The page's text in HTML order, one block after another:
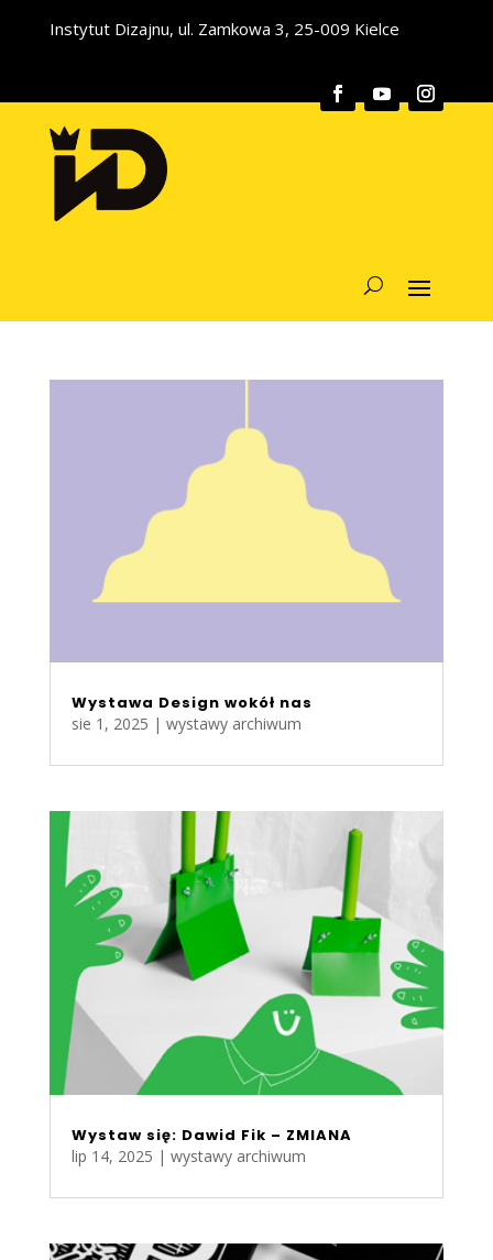
Instytut Dizajnu, ul. Zamkowa 3, 25-009 Kielce
Wystawa Design wokół nas
sie 1, 2025 | wystawy archiwum
Wystaw się: Dawid Fik – ZMIANA
lip 14, 2025 | wystawy archiwum